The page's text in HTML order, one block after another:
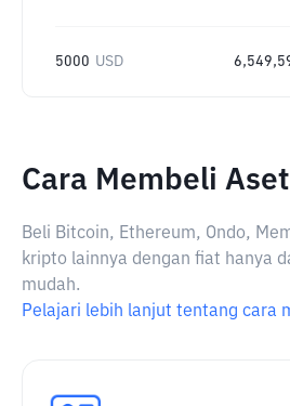
5000 USD
Cara Membeli
Beli Bitcoin, Ethereum, Ondo,
kripto lainnya dengan fiat hanya
mudah.
Pelajari lebih lanjut tentang cara